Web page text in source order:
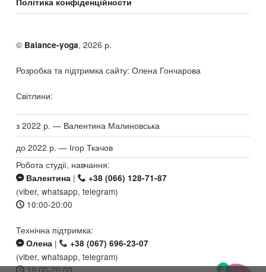
Політика конфіденційности
© Balance-yoga, 2026 р.
Розробка та підтримка сайту: Олена Гончарова
Світлини:
з 2022 р. — Валентина Малиновська
до 2022 р. — Ігор Ткачов
Робота студії, навчання:
Валентина | +38 (066) 128-71-87
(viber, whatsapp, telegram)
10:00-20:00
Технічна підтримка:
Олена | +38 (067) 696-23-07
(viber, whatsapp, telegram)
10:00-20:00
0